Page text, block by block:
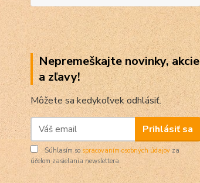
Nepremeškajte novinky, akcie
a zľavy!
Môžete sa kedykoľvek odhlásiť.
Prihlásiť sa
Súhlasím so spracovaním osobných údajov za
účelom zasielania newslettera.